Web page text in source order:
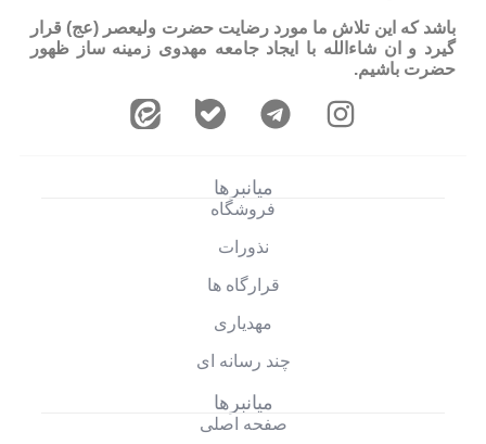
باشد که این تلاش ما مورد رضایت حضرت ولیعصر (عج) قرار
گیرد و ان شاءالله با ایجاد جامعه مهدوی زمینه ساز ظهور
حضرت باشیم.
میانبرها
صفحه اصلی
میانبرها
فروشگاه
نذورات
قرارگاه ها
مهدیاری
چند رسانه ای